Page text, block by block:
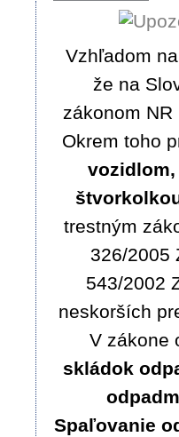
Vzhľadom
že na
zákonom
Okrem toho
trestným
326/2005
543/2002
neskorších
V zákone
skládok
Spaľovanie